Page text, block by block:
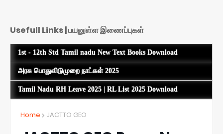
Usefull Links | பயனுள்ள இணைப்புகள்
1st - 12th Std Tamil nadu New Text Books Download
அரசு பொதுவிடுமுறை நாட்கள் 2025
Tamil Nadu RH Leave 2025 | RL List 2025 Download
Home JACTTO GEO